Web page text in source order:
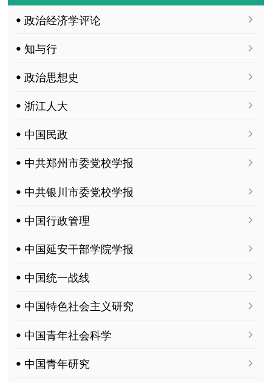
ꔷ 政治经济学评论
ꔷ 知与行
ꔷ 政治思想史
ꔷ 浙江人大
ꔷ 中国民政
ꔷ 中共郑州市委党校学报
ꔷ 中共银川市委党校学报
ꔷ 中国行政管理
ꔷ 中国延安干部学院学报
ꔷ 中国统一战线
ꔷ 中国特色社会主义研究
ꔷ 中国青年社会科学
ꔷ 中国青年研究